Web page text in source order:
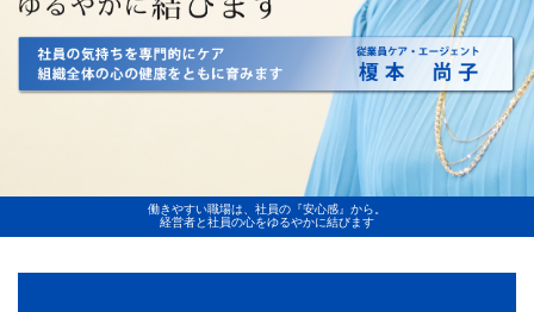
働きやすい職場は、社員の『安心感』から。
経営者と社員の心をゆるやかに結びます